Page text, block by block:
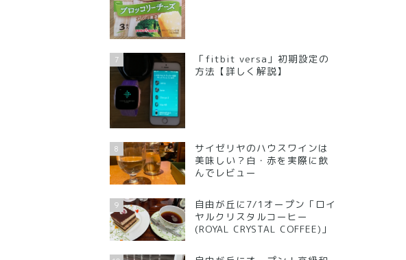
7
「fitbit versa」初期設定の
方法【詳しく解説】
8
サイゼリヤのハウスワインは
美味しい？白・赤を実際に飲
んでレビュー
9
自由が丘に7/1オープン「ロイ
ヤルクリスタルコーヒー
(ROYAL CRYSTAL COFFEE)」